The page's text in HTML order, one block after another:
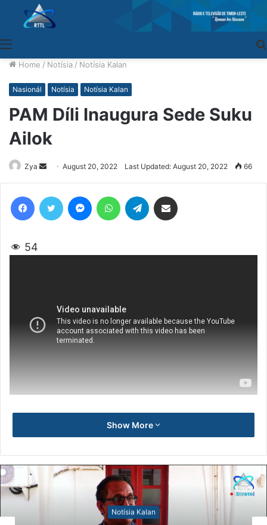
Home / Notísia / Notísia Kalan
Nasionál Notísia Notísia Kalan
PAM Díli Inaugura Sede Suku
Ailok
Zya
Send
an
email
August 20, 2022 Last Updated: August 20, 2022 66
54
Show More
Notísia Kalan